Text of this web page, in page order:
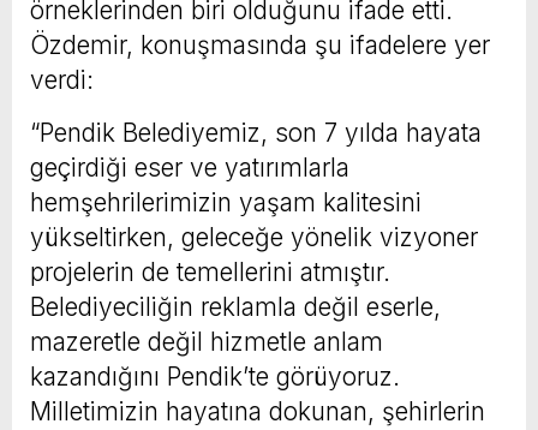
örneklerinden biri olduğunu ifade etti.
Özdemir, konuşmasında şu ifadelere yer
verdi:
“Pendik Belediyemiz, son 7 yılda hayata
geçirdiği eser ve yatırımlarla
hemşehrilerimizin yaşam kalitesini
yükseltirken, geleceğe yönelik vizyoner
projelerin de temellerini atmıştır.
Belediyeciliğin reklamla değil eserle,
mazeretle değil hizmetle anlam
kazandığını Pendik’te görüyoruz.
Milletimizin hayatına dokunan, şehirlerin